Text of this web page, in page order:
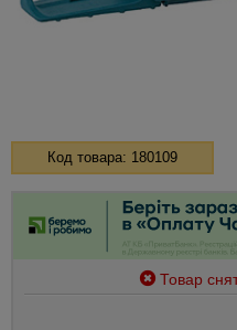
Код товара: 180109
Товар